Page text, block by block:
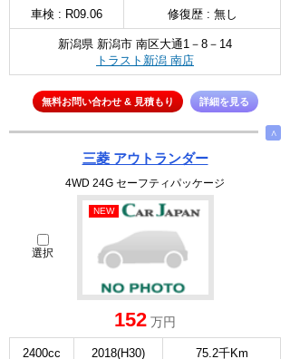
車検 : R09.06 修復歴 : 無し
新潟県 新潟市 南区大通1－8－14
トラスト新潟 南店
無料お問い合わせ & 見積もり 詳細を見る
∧
三菱 アウトランダー
4WD 24G セーフティパッケージ
選択
NEW
152 万円
2400cc 2018(H30) 75.2千Km